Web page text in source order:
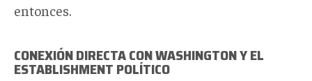
entonces.
CONEXIÓN DIRECTA CON WASHINGTON Y EL
ESTABLISHMENT POLÍTICO